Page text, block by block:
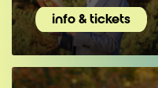
info & tickets